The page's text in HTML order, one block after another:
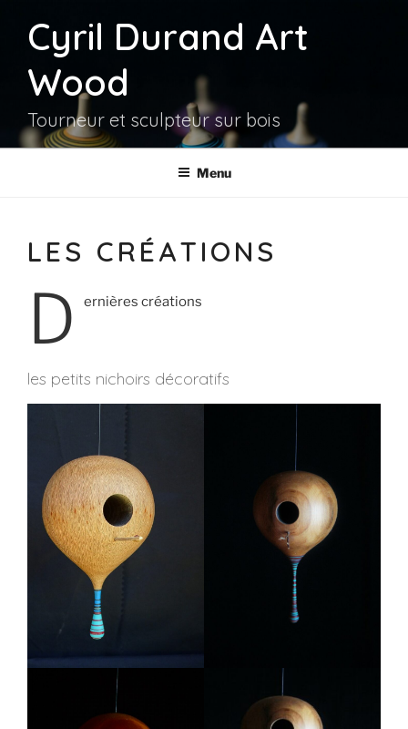
contenu
principal
Cyril Durand Art
Wood
Tourneur et sculpteur sur bois
Menu
LES CRÉATIONS
D ernières créations
les petits nichoirs décoratifs